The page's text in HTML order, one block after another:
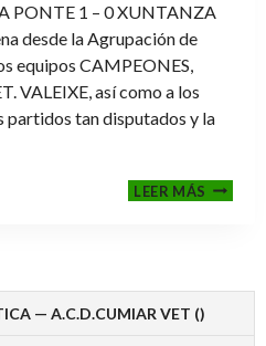
PONTE 1 – 0 XUNTANZA
desde la Agrupación de
equipos CAMPEONES,
VALEIXE, así como a los
tan disputados y la
LEER MÁS
2024-
— A.C.D.CUMIAR VET ()